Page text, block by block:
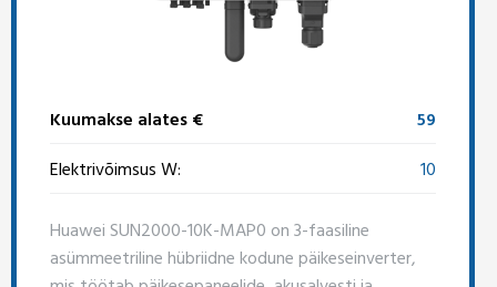
Kuumakse alates €
59
Elektrivõimsus W:
10
Huawei SUN2000-10K-MAP0 on 3-faasiline
asümmeetriline hübriidne kodune päikeseinverter,